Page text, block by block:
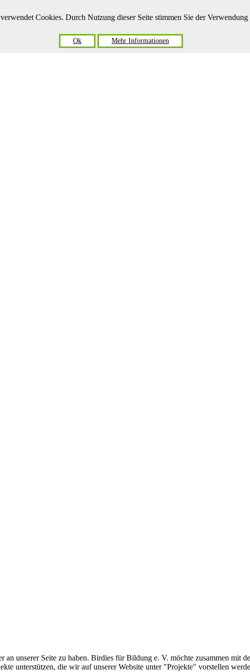
an unserer Seite zu haben. Birdies für Bildung e. V. möchte zusammen mit
unterstützen, die wir auf unserer Website unter "Projekte" vorstellen
Cookies. Durch Nutzung dieser Seite stimmen Sie der
Ok Mehr Informationen